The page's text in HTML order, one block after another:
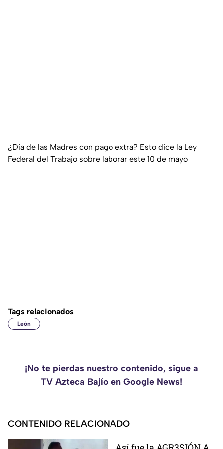
¿Día de las Madres con pago extra? Esto dice la Ley
Federal del Trabajo sobre laborar este 10 de mayo
Tags relacionados
León
¡No te pierdas nuestro contenido, sigue a
TV Azteca Bajío en Google News!
CONTENIDO RELACIONADO